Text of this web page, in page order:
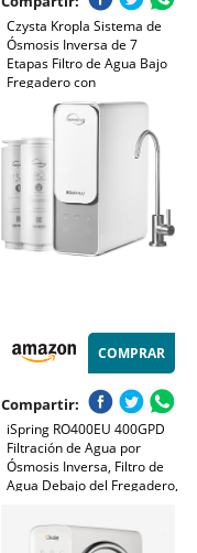
Czysta Kropla Sistema de
Ósmosis Inversa de 7
Etapas Filtro de Agua Bajo
Fregadero con
Mineralizador Ionizador y
Tanque de 12 Litros RO7
COMPRAR
Compartir:
iSpring RO400EU 400GPD
Filtración de Agua por
Ósmosis Inversa, Filtro de
Agua Debajo del Fregadero,
Reducción Efectiva de TDS,
Sistema de Ósmosis Inversa